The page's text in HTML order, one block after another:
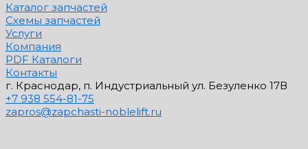
Каталог запчастей
Схемы запчастей
Услуги
Компания
PDF Каталоги
Контакты
г. Краснодар, п. Индустриальный ул. Безуленко 17В
+7 938 554-81-75
zapros@zapchasti-noblelift.ru